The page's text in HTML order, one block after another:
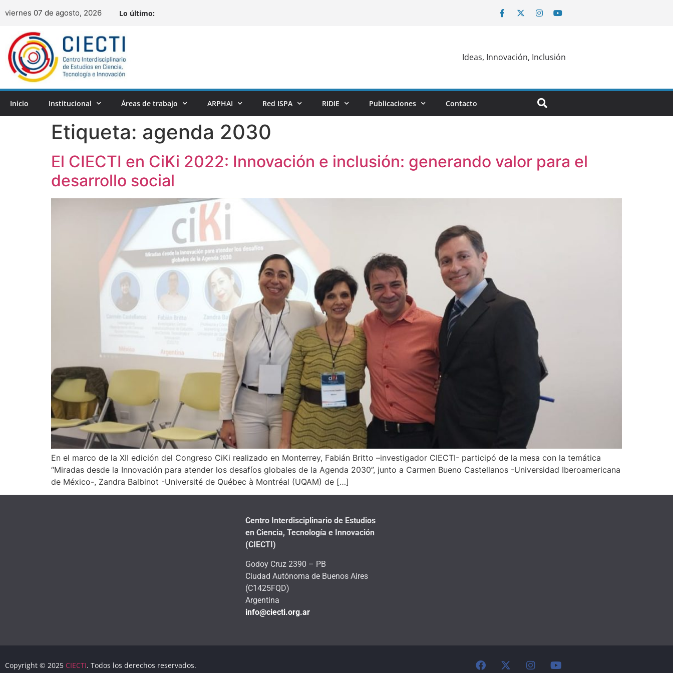
viernes 07 de agosto, 2026 Lo último:
Ideas, Innovación, Inclusión
Inicio Institucional Áreas de trabajo ARPHAI Red ISPA RIDIE Publicaciones Contacto
Etiqueta: agenda 2030
El CIECTI en CiKi 2022: Innovación e inclusión: generando valor para el
desarrollo social
En el marco de la XII edición del Congreso CiKi realizado en Monterrey, Fabián Britto –investigador CIECTI- participó de la mesa con la temática
“Miradas desde la Innovación para atender los desafíos globales de la Agenda 2030”, junto a Carmen Bueno Castellanos -Universidad Iberoamericana
de México-, Zandra Balbinot -Université de Québec à Montréal (UQAM) de […]
Centro Interdisciplinario de Estudios
en Ciencia, Tecnología e Innovación
(CIECTI)
Godoy Cruz 2390 – PB
Ciudad Autónoma de Buenos Aires
(C1425FQD)
Argentina
info@ciecti.org.ar
Copyright © 2025 CIECTI. Todos los derechos reservados.